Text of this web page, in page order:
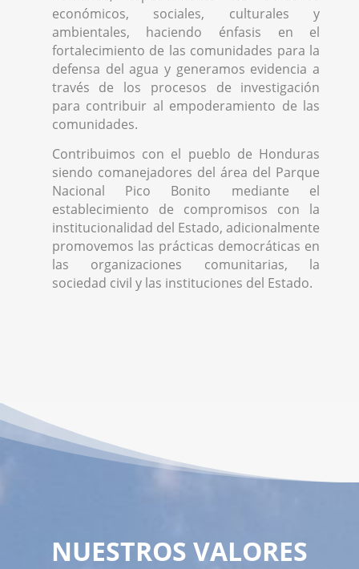
económicos, sociales, culturales y
ambientales, haciendo énfasis en el
fortalecimiento de las comunidades para la
defensa del agua y generamos evidencia a
través de los procesos de investigación
para contribuir al empoderamiento de las
comunidades.
Contribuimos con el pueblo de Honduras
siendo comanejadores del área del Parque
Nacional Pico Bonito mediante el
establecimiento de compromisos con la
institucionalidad del Estado, adicionalmente
promovemos las prácticas democráticas en
las organizaciones comunitarias, la
sociedad civil y las instituciones del Estado.
NUESTROS VALORES